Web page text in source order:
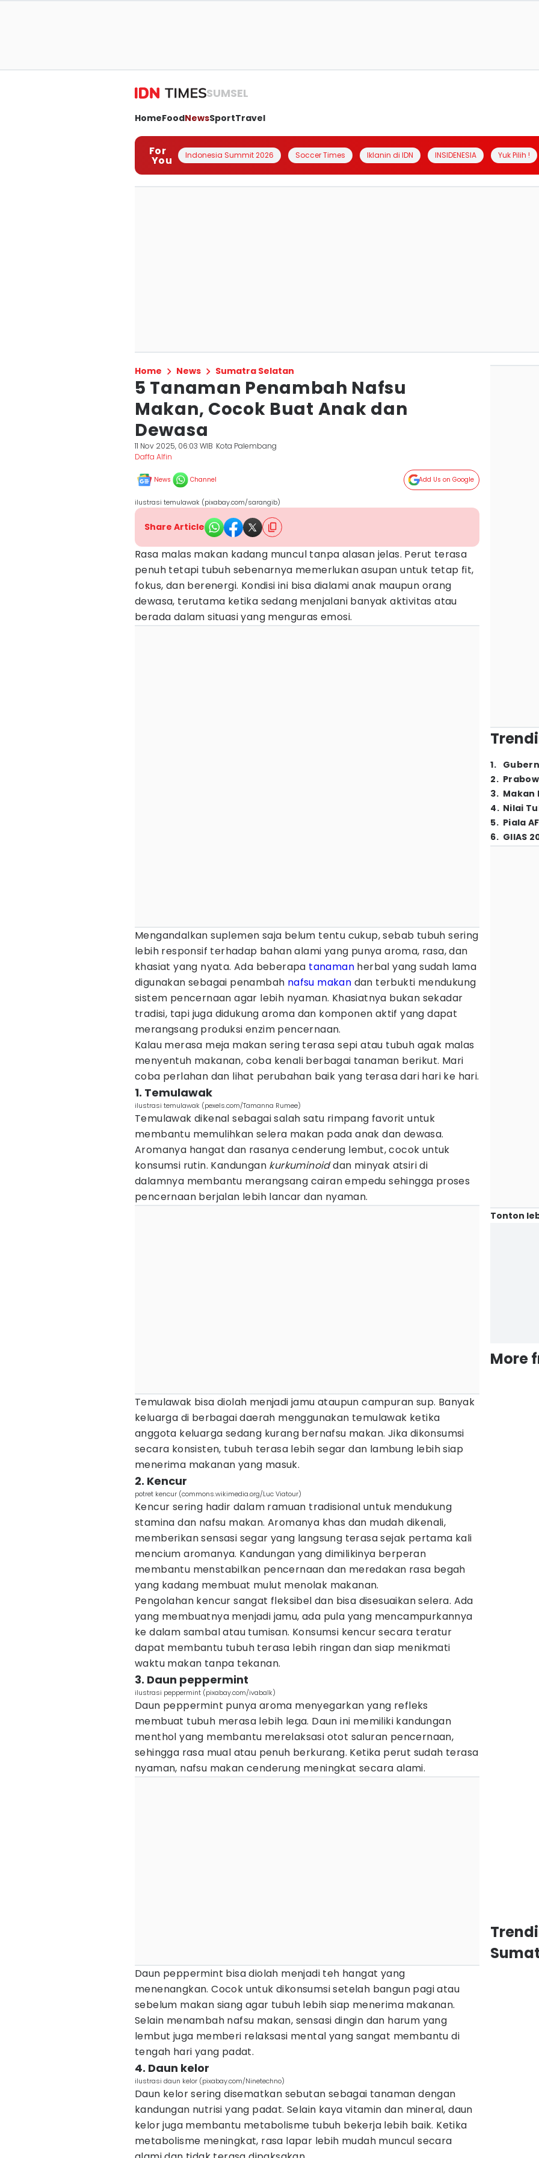
SUMSEL
HomeFoodNewsSportTravel
For
You Indonesia Summit 2026 Soccer Times Iklanin di IDN INSIDENESIA Yuk Pilih !
Home News Sumatra Selatan
5 Tanaman Penambah Nafsu
Makan, Cocok Buat Anak dan
Dewasa
11 Nov 2025, 06:03 WIB Kota Palembang
Daffa Alfin
News Channel Add Us on Google
ilustrasi temulawak (pixabay.com/sarangib)
Share Article
Rasa malas makan kadang muncul tanpa alasan jelas. Perut terasa
penuh tetapi tubuh sebenarnya memerlukan asupan untuk tetap fit,
fokus, dan berenergi. Kondisi ini bisa dialami anak maupun orang
dewasa, terutama ketika sedang menjalani banyak aktivitas atau
berada dalam situasi yang menguras emosi.
Mengandalkan suplemen saja belum tentu cukup, sebab tubuh sering
lebih responsif terhadap bahan alami yang punya aroma, rasa, dan
khasiat yang nyata. Ada beberapa tanaman herbal yang sudah lama
digunakan sebagai penambah nafsu makan dan terbukti mendukung
sistem pencernaan agar lebih nyaman. Khasiatnya bukan sekadar
tradisi, tapi juga didukung aroma dan komponen aktif yang dapat
merangsang produksi enzim pencernaan.
Kalau merasa meja makan sering terasa sepi atau tubuh agak malas
menyentuh makanan, coba kenali berbagai tanaman berikut. Mari
coba perlahan dan lihat perubahan baik yang terasa dari hari ke hari.
1. Temulawak
ilustrasi temulawak (pexels.com/Tamanna Rumee)
Temulawak dikenal sebagai salah satu rimpang favorit untuk
membantu memulihkan selera makan pada anak dan dewasa.
Aromanya hangat dan rasanya cenderung lembut, cocok untuk
konsumsi rutin. Kandungan kurkuminoiddan minyak atsiri di
dalamnya membantu merangsang cairan empedu sehingga proses
pencernaan berjalan lebih lancar dan nyaman.
Temulawak bisa diolah menjadi jamu ataupun campuran sup. Banyak
keluarga di berbagai daerah menggunakan temulawak ketika
anggota keluarga sedang kurang bernafsu makan. Jika dikonsumsi
secara konsisten, tubuh terasa lebih segar dan lambung lebih siap
menerima makanan yang masuk.
2. Kencur
potret kencur (commons.wikimedia.org/Luc Viatour)
Kencur sering hadir dalam ramuan tradisional untuk mendukung
stamina dan nafsu makan. Aromanya khas dan mudah dikenali,
memberikan sensasi segar yang langsung terasa sejak pertama kali
mencium aromanya. Kandungan yang dimilikinya berperan
membantu menstabilkan pencernaan dan meredakan rasa begah
yang kadang membuat mulut menolak makanan.
Pengolahan kencur sangat fleksibel dan bisa disesuaikan selera. Ada
yang membuatnya menjadi jamu, ada pula yang mencampurkannya
ke dalam sambal atau tumisan. Konsumsi kencur secara teratur
dapat membantu tubuh terasa lebih ringan dan siap menikmati
waktu makan tanpa tekanan.
3. Daun peppermint
ilustrasi peppermint (pixabay.com/ivabalk)
Daun peppermint punya aroma menyegarkan yang refleks
membuat tubuh merasa lebih lega. Daun ini memiliki kandungan
menthol yang membantu merelaksasi otot saluran pencernaan,
sehingga rasa mual atau penuh berkurang. Ketika perut sudah terasa
nyaman, nafsu makan cenderung meningkat secara alami.
Daun peppermint bisa diolah menjadi teh hangat yang
menenangkan. Cocok untuk dikonsumsi setelah bangun pagi atau
sebelum makan siang agar tubuh lebih siap menerima makanan.
Selain menambah nafsu makan, sensasi dingin dan harum yang
lembut juga memberi relaksasi mental yang sangat membantu di
tengah hari yang padat.
4. Daun kelor
ilustrasi daun kelor (pixabay.com/Ninetechno)
Daun kelor sering disematkan sebutan sebagai tanaman dengan
kandungan nutrisi yang padat. Selain kaya vitamin dan mineral, daun
kelor juga membantu metabolisme tubuh bekerja lebih baik. Ketika
metabolisme meningkat, rasa lapar lebih mudah muncul secara
1.
2.
3. Makan
4. Nilai
5. Piala
6. GIIAS
Tonton
More